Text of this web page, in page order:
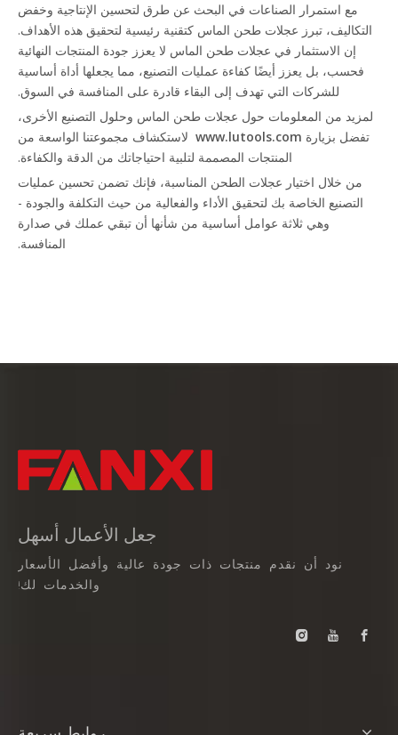
مع استمرار الصناعات في البحث عن طرق لتحسين الإنتاجية وخفض
التكاليف، تبرز عجلات طحن الماس كتقنية رئيسية لتحقيق هذه الأهداف.
إن الاستثمار في عجلات طحن الماس لا يعزز جودة المنتجات النهائية
فحسب، بل يعزز أيضًا كفاءة عمليات التصنيع، مما يجعلها أداة أساسية
للشركات التي تهدف إلى البقاء قادرة على المنافسة في السوق.
لمزيد من المعلومات حول عجلات طحن الماس وحلول التصنيع الأخرى،
تفضل بزيارة www.lutools.com لاستكشاف مجموعتنا الواسعة من
المنتجات المصممة لتلبية احتياجاتك من الدقة والكفاءة.
من خلال اختيار عجلات الطحن المناسبة، فإنك تضمن تحسين عمليات
التصنيع الخاصة بك لتحقيق الأداء والفعالية من حيث التكلفة والجودة -
وهي ثلاثة عوامل أساسية من شأنها أن تبقي عملك في صدارة
المنافسة.
جعل الأعمال أسهل
نود أن نقدم منتجات ذات جودة عالية وأفضل الأسعار
والخدمات لك!